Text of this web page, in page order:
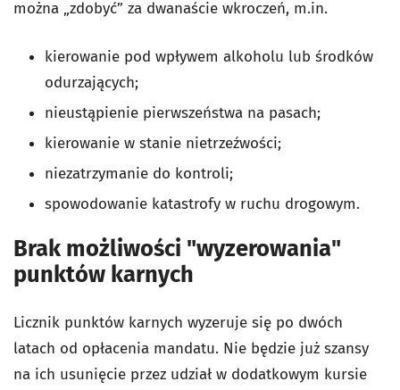
można „zdobyć” za dwanaście wkroczeń, m.in.
kierowanie pod wpływem alkoholu lub środków
odurzających;
nieustąpienie pierwszeństwa na pasach;
kierowanie w stanie nietrzeźwości;
niezatrzymanie do kontroli;
spowodowanie katastrofy w ruchu drogowym.
Brak możliwości "wyzerowania"
punktów karnych
Licznik punktów karnych wyzeruje się po dwóch
latach od opłacenia mandatu. Nie będzie już szansy
na ich usunięcie przez udział w dodatkowym kursie